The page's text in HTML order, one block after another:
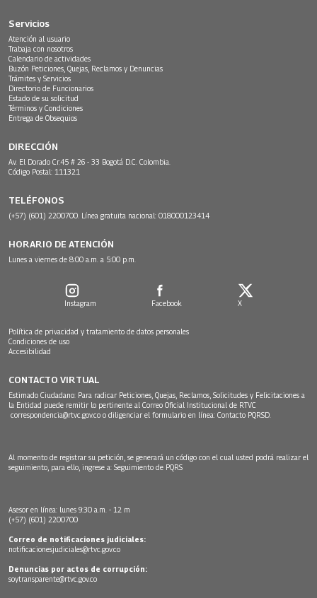
Servicios
Atención al usuario
Trabaja con nosotros
Calendario de actividades
Buzón Peticiones, Quejas, Reclamos y Denuncias
Trámites y Servicios
Directorio de Funcionarios
Estado de su solicitud
Términos y Condiciones
Entrega de Obsequios
DIRECCIÓN
Av. El Dorado Cr.45 # 26 - 33 Bogotá D.C. Colombia.
Código Postal: 111321
TELÉFONOS
(+57) (601) 2200700. Línea gratuita nacional: 018000123414
HORARIO DE ATENCIÓN
Lunes a viernes de 8:00 a.m. a 5:00 p.m.
Instagram Facebook X
Política de privacidad y tratamiento de datos personales
Condiciones de uso
Accesibilidad
CONTACTO VIRTUAL
Estimado Ciudadano: Para radicar Peticiones, Quejas, Reclamos, Solicitudes y Felicitaciones a
la Entidad puede remitir lo pertinente al Correo Oficial Institucional de RTVC
correspondencia@rtvc.gov.co o diligenciar el formulario en línea: Contacto PQRSD.
Al momento de registrar su petición, se generará un código con el cual usted podrá realizar el
seguimiento, para ello, ingrese a: Seguimiento de PQRS
Asesor en línea: lunes 9:30 a.m. - 12 m
(+57) (601) 2200700
Correo de notificaciones judiciales:
notificacionesjudiciales@rtvc.gov.co
Denuncias por actos de corrupción:
soytransparente@rtvc.gov.co